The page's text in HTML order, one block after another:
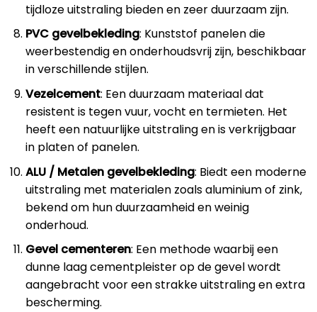
tijdloze uitstraling bieden en zeer duurzaam zijn.
PVC gevelbekleding: Kunststof panelen die
weerbestendig en onderhoudsvrij zijn, beschikbaar
in verschillende stijlen.
Vezelcement: Een duurzaam materiaal dat
resistent is tegen vuur, vocht en termieten. Het
heeft een natuurlijke uitstraling en is verkrijgbaar
in platen of panelen.
ALU / Metalen gevelbekleding: Biedt een moderne
uitstraling met materialen zoals aluminium of zink,
bekend om hun duurzaamheid en weinig
onderhoud.
Gevel cementeren: Een methode waarbij een
dunne laag cementpleister op de gevel wordt
aangebracht voor een strakke uitstraling en extra
bescherming.